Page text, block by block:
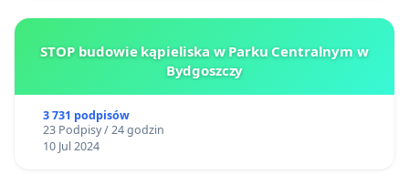
STOP budowie kąpieliska w Parku Centralnym w
Bydgoszczy
3 731 podpisów
23 Podpisy / 24 godzin
10 Jul 2024